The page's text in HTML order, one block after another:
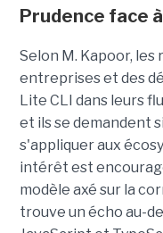
Prudence face
Selon M. Kapoor,
entreprises et des
Lite CLI dans leurs
et ils se demandent
s'appliquer aux
intérêt est
modèle axé sur la
trouve un écho au-